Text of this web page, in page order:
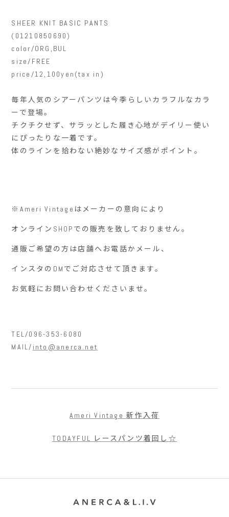
SHEER KNIT BASIC PANTS
(01210850690)
color/ORG,BUL
size/FREE
price/12,100yen(tax in)
毎年人気のシアーパンツは今季らしいカラフルなカラ
ーで登場。
チクチクせず、サラッとした履き心地がデイリー使い
にぴったりな一着です。
体のラインを拾わない絶妙なサイズ感がポイント。
※Ameri Vintage はメーカーの意向により
オンライン SHOP での販売を致しておりません。
通販ご希望の方は店舗へお電話かメール、
インスタの DM でご対応させて頂きます。
お気軽にお問い合わせくださいませ。
TEL/096-353-6080
MAIL/ into@anerca.net
Ameri Vintage 新作入荷
TODAYFUL レースパンツ着回し☆